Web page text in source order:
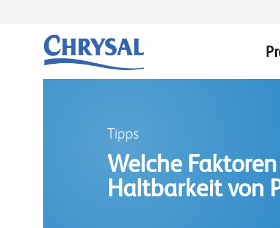
Tipps
Welche
Haltbarkeit von